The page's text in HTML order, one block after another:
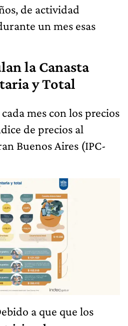
de actividad
un mes esas
la Canasta
y Total
mes con los precios
de precios al
Buenos Aires (IPC-
a que que los